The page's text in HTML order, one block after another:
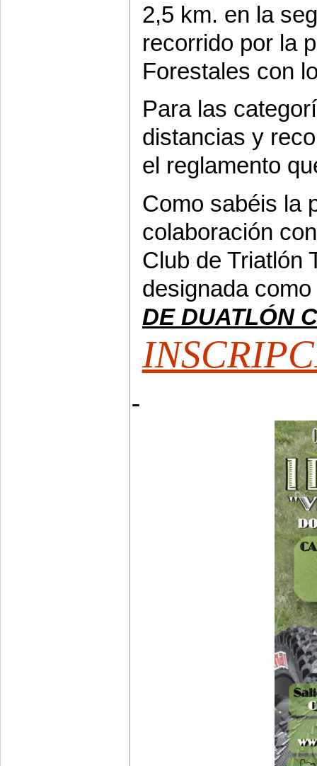
2,5 km. en la
recorrido por la
Forestales con
Para las
distancias y
el reglamento
Como sabéis la
colaboración
Club de Triatlón
designada como
DE DUATLÓN